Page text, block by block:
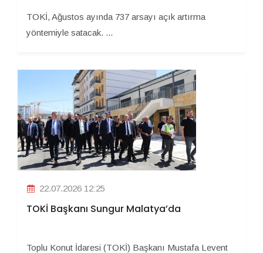
TOKİ, Ağustos ayında 737 arsayı açık artırma
yöntemiyle satacak. ...
22.07.2026 12:25
TOKİ Başkanı Sungur Malatya’da
Toplu Konut İdaresi (TOKİ) Başkanı Mustafa Levent